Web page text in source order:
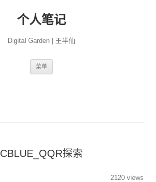
个人笔记
Digital Garden | 王半仙
菜单
CBLUE_QQR探索
2120 views